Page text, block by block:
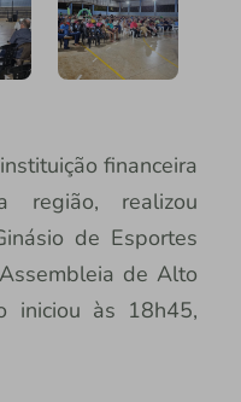
financeira
região, realizou
de Esportes
de Alto
iniciou às 18h45,